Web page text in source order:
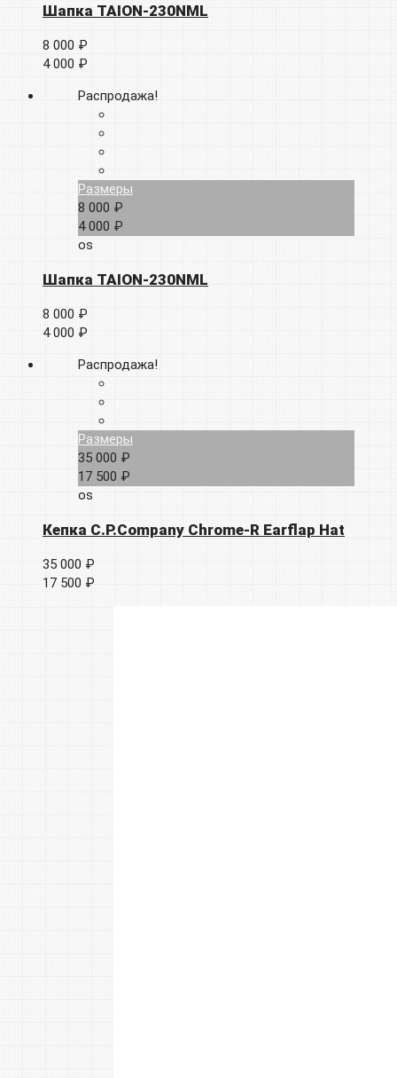
Шапка TAION-230NML
8 000 ₽
4 000 ₽
Распродажа!
Размеры
8 000 ₽
4 000 ₽
os
Шапка TAION-230NML
8 000 ₽
4 000 ₽
Распродажа!
Размеры
35 000 ₽
17 500 ₽
os
Кепка C.P.Company Chrome-R Earflap Hat
35 000 ₽
17 500 ₽